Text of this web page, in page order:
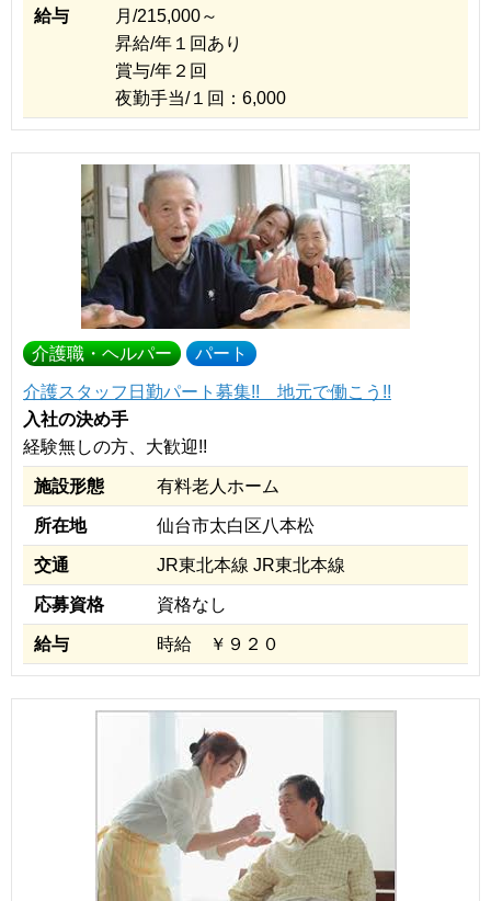
給与
月/215,000～
昇給/年１回あり
賞与/年２回
夜勤手当/１回：6,000
介護職・ヘルパー パート
介護スタッフ日勤パート募集!! 地元で働こう!!
入社の決め手
経験無しの方、大歓迎!!
施設形態 有料老人ホーム
所在地 仙台市太白区八本松
交通 JR東北本線 JR東北本線
応募資格 資格なし
給与 時給 ￥９２０